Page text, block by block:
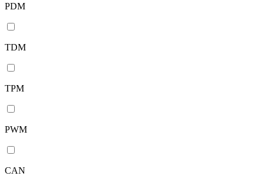
PDM
TDM
TPM
PWM
CAN